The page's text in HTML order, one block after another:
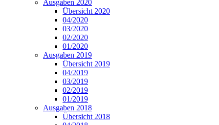
Ausgaben 2020
Übersicht 2020
04/2020
03/2020
02/2020
01/2020
Ausgaben 2019
Übersicht 2019
04/2019
03/2019
02/2019
01/2019
Ausgaben 2018
Übersicht 2018